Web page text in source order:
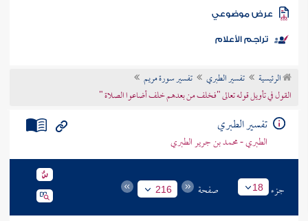
الكتب
موضوعي
تراجم الأعلام
الرئيسية تفسير الطبري
تفسير سورة مريم
القول في تأويل قوله تعالى "فخلف من بعدهم خلف أضاعوا الصلاة "
تفسير الطبري
الطبري - محمد بن جرير الطبري
جزء 18 صفحة 216